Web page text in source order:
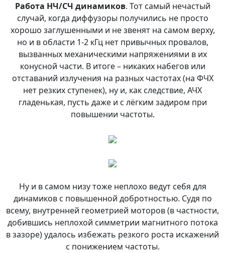
Работа НЧ/СЧ динамиков. Тот самый нечастый
случай, когда диффузоры получились не просто
хорошо заглушенными и не звенят на самом верху,
но и в области 1-2 кГц нет привычных провалов,
вызванных механическими напряжениями в их
конусной части. В итоге – никаких набегов или
отставаний излучения на разных частотах (на ФЧХ
нет резких ступенек), ну и, как следствие, АЧХ
гладенькая, пусть даже и с лёгким задиром при
повышении частоты.
Ну и в самом низу тоже неплохо ведут себя для
динамиков с повышенной добротностью. Судя по
всему, внутренней геометрией моторов (в частности,
добившись неплохой симметрии магнитного потока
в зазоре) удалось избежать резкого роста искажений
с понижением частоты.